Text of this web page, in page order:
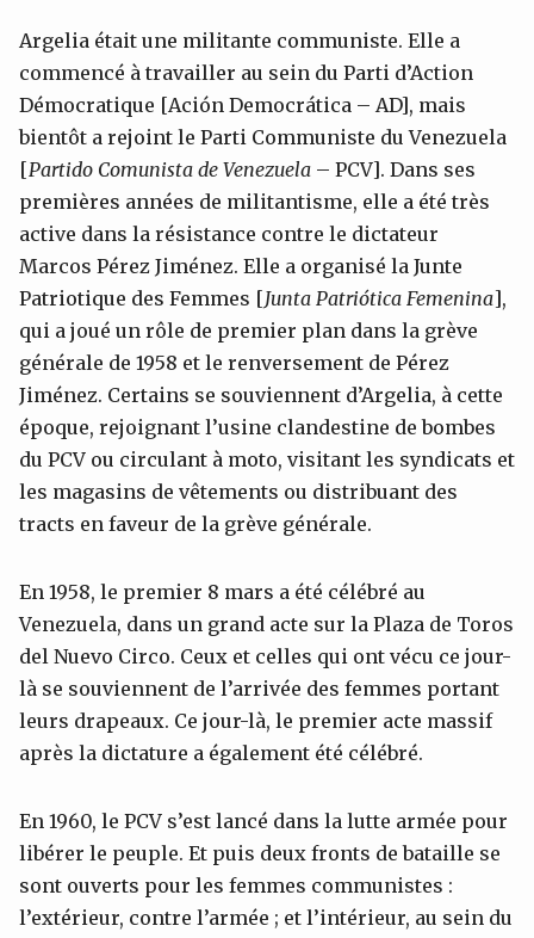
Argelia était une militante communiste. Elle a
commencé à travailler au sein du Parti d’Action
Démocratique [Ación Democrática – AD], mais
bientôt a rejoint le Parti Communiste du Venezuela
[Partido Comunista de Venezuela – PCV]. Dans ses
premières années de militantisme, elle a été très
active dans la résistance contre le dictateur
Marcos Pérez Jiménez. Elle a organisé la Junte
Patriotique des Femmes [Junta Patriótica Femenina],
qui a joué un rôle de premier plan dans la grève
générale de 1958 et le renversement de Pérez
Jiménez. Certains se souviennent d’Argelia, à cette
époque, rejoignant l’usine clandestine de bombes
du PCV ou circulant à moto, visitant les syndicats et
les magasins de vêtements ou distribuant des
tracts en faveur de la grève générale.
En 1958, le premier 8 mars a été célébré au
Venezuela, dans un grand acte sur la Plaza de Toros
del Nuevo Circo. Ceux et celles qui ont vécu ce jour-
là se souviennent de l’arrivée des femmes portant
leurs drapeaux. Ce jour-là, le premier acte massif
après la dictature a également été célébré.
En 1960, le PCV s’est lancé dans la lutte armée pour
libérer le peuple. Et puis deux fronts de bataille se
sont ouverts pour les femmes communistes :
l’extérieur, contre l’armée ; et l’intérieur, au sein du